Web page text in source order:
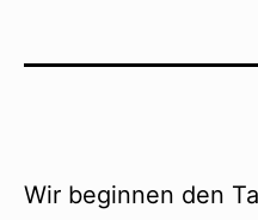
Wir beginnen den